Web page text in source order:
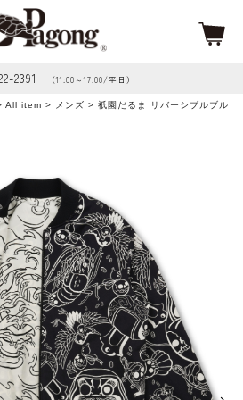
2391 （11:00～17:00/平日）
All item > メンズ > 祇園だるま リバーシブルブル